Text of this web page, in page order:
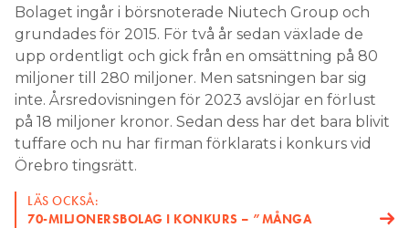
SEARCH
Bolaget ingår i börsnoterade Niutech Group och
grundades för 2015. För två år sedan växlade de
upp ordentligt och gick från en omsättning på 80
miljoner till 280 miljoner. Men satsningen bar sig
inte. Årsredovisningen för 2023 avslöjar en förlust
på 18 miljoner kronor. Sedan dess har det bara blivit
tuffare och nu har firman förklarats i konkurs vid
Örebro tingsrätt.
LÄS OCKSÅ:
70-MILJONERSBOLAG I KONKURS – ”MÅNGA